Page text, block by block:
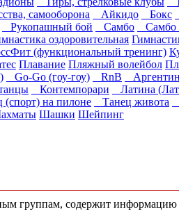
самооборона Айкидо Бокс
Рукопашный бой Самбо Самбо
оздоровительная
(функциональный тренинг)
Плавание Пляжный волейбол
Go-Go (гоу-гоу) RnB
Контемпорари
Латина
(спорт) на пилоне Танец живота
Шашки Шейпинг
группам, содержит информацию